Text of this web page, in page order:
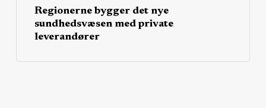
Regionerne bygger det nye
sundhedsvæsen med private
leverandører